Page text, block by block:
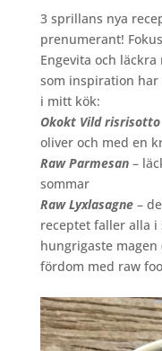
3 sprillans nya
prenumerant!
Engevita och
som inspiration
i mitt kök:
Okokt Vild risrisotto
oliver och med en
Raw Parmesan–
sommar
Raw Lyxlasagne –
receptet faller alla
hungrigaste
fördom med raw